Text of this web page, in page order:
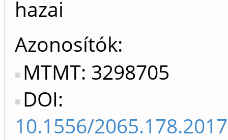
hazai
Azonosítók
MTMT: 3298705
DOI:
10.1556/